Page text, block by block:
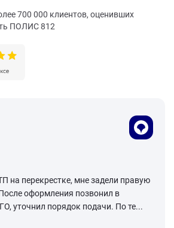
700 000 клиентов, оценивших
ПОЛИС 812
на перекрестке, мне задели правую
оформления позвонил в
уточнил порядок подачи. По те...